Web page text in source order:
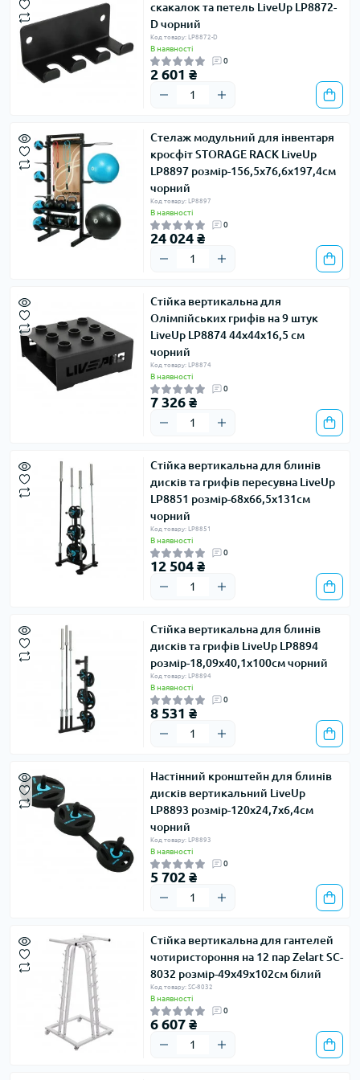
скакалок та петель LiveUp LP8872-
D чорний
Код товару: LP8872-D
В наявності
0
2 601 ₴
Стелаж модульний для інвентаря
кросфіт STORAGE RACK LiveUp
LP8897 розмір-156,5x76,6x197,4см
чорний
Код товару: LP8897
В наявності
0
24 024 ₴
Стійка вертикальна для
Олімпійських грифів на 9 штук
LiveUp LP8874 44х44х16,5 см
чорний
Код товару: LP8874
В наявності
0
7 326 ₴
Стійка вертикальна для блинів
дисків та грифів пересувна LiveUp
LP8851 розмір-68х66,5х131см
чорний
Код товару: LP8851
В наявності
0
12 504 ₴
Стійка вертикальна для блинів
дисків та грифів LiveUp LP8894
розмір-18,09х40,1х100см чорний
Код товару: LP8894
В наявності
0
8 531 ₴
Настінний кронштейн для блинів
дисків вертикальний LiveUp
LP8893 розмір-120x24,7x6,4см
чорний
Код товару: LP8893
В наявності
0
5 702 ₴
Стійка вертикальна для гантелей
чотиристороння на 12 пар Zelart SC-
8032 розмір-49х49х102см білий
Код товару: SC-8032
В наявності
0
6 607 ₴